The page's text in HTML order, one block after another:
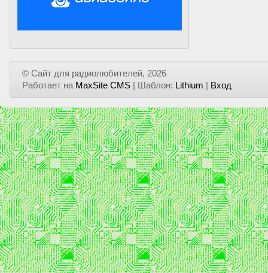
© Сайт для радиолюбителей, 2026
Работает на MaxSite CMS | Шаблон: Lithium Вход